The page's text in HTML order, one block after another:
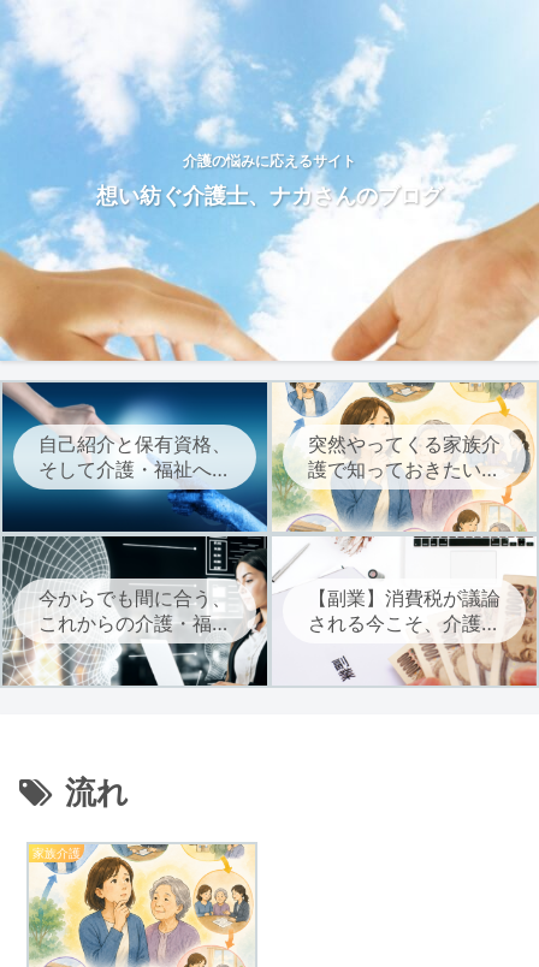
介護の悩みに応えるサイト
想い紡ぐ介護士、ナカさんのブログ
自己紹介と保有資格、
そして介護・福祉への
想いについて
突然やってくる家族介
護で知っておきたい、
介護サービスを始める
までの流れ
今からでも間に合う、
これからの介護・福祉
に必要なAIを学ぶ
【副業】消費税が議論
される今こそ、介護・
福祉職は自立に向けた
副業を考えよう
流れ
家族介護